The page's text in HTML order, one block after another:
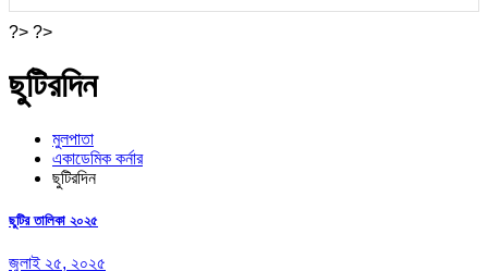
?> ?>
ছুটিরদিন
মুলপাতা
একাডেমিক কর্নার
ছুটিরদিন
ছুটির তালিকা ২০২৫
জুলাই ২৫, ২০২৫